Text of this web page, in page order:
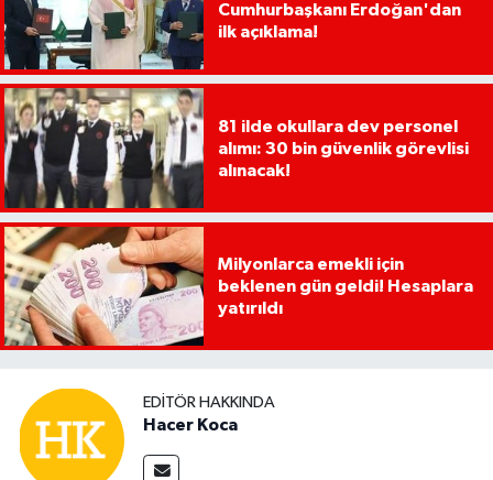
Cumhurbaşkanı Erdoğan'dan
ilk açıklama!
81 ilde okullara dev personel
alımı: 30 bin güvenlik görevlisi
alınacak!
Milyonlarca emekli için
beklenen gün geldi! Hesaplara
yatırıldı
EDITÖR HAKKINDA
Hacer Koca